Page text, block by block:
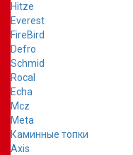
Hitze
Everest
FireBird
Defro
Schmid
Rocal
Echa
Mcz
Meta
Каминные топки
Axis